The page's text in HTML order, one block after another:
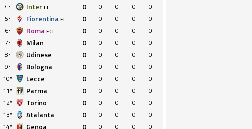
4º
Inter CL 0 0 0 0
0
5º
Fiorentina EL 0 0 0 0
0
6º
Roma ECL 0 0 0 0
0
7º
Milan 0 0 0 0
0
8º
Udinese 0 0 0 0
0
9º
Bologna 0 0 0 0
0
10º
Lecce 0 0 0 0
0
11º
Parma 0 0 0 0
0
12º
Torino 0 0 0 0
0
13º
Atalanta 0 0 0 0
0
14º
Genoa 0 0 0 0 0